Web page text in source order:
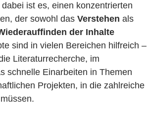
ist es, einen konzentrierten
der sowohl das Verstehen als
der Inhalte
sind in vielen Bereichen hilfreich –
Literaturrecherche, im
schnelle Einarbeiten in Themen
Projekten, in die zahlreiche